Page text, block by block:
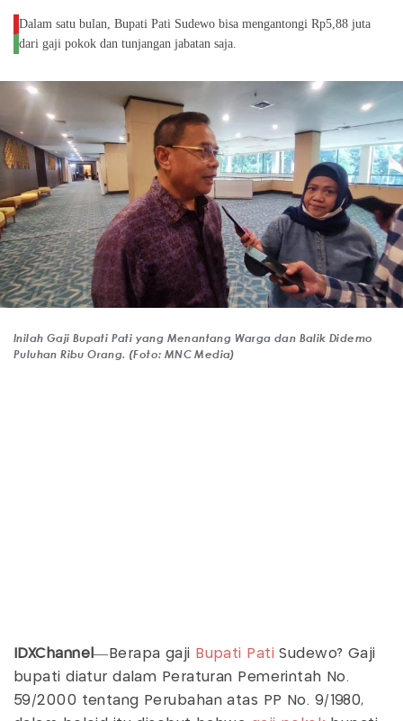
Dalam satu bulan, Bupati Pati Sudewo bisa mengantongi Rp5,88 juta
dari gaji pokok dan tunjangan jabatan saja.
Inilah Gaji Bupati Pati yang Menantang Warga dan Balik Didemo
Puluhan Ribu Orang. (Foto: MNC Media)
IDXChannel—Berapa gaji Bupati PatiSudewo? Gaji
bupati diatur dalam Peraturan Pemerintah No.
59/2000 tentang Perubahan atas PP No. 9/1980,